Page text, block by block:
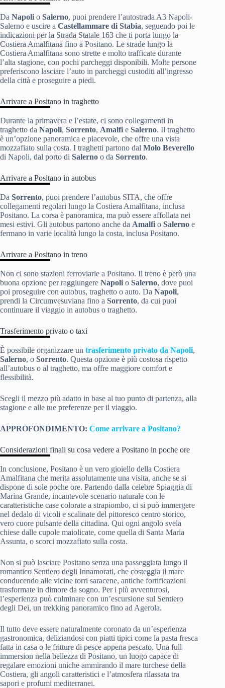
Da Napoli o Salerno, puoi prendere l’autostrada A3 Napoli-
Salerno e uscire a Castellammare di Stabia, seguendo poi le
indicazioni per la Strada Statale 163 che ti porta lungo la
Costiera Amalfitana fino a Positano. Le strade lungo la
Costiera Amalfitana sono strette e molto trafficate durante
l’alta stagione, con pochi parcheggi disponibili. Molte persone
preferiscono lasciare l’auto in parcheggi custoditi all’ingresso
della città e proseguire a piedi.
Arrivare a Positano in traghetto
Durante la primavera e l’estate, ci sono collegamenti in
traghetto da Napoli, Sorrento, Amalfi e Salerno. Il traghetto
è un’opzione panoramica e piacevole, che offre una vista
mozzafiato sulla costa. I traghetti partono dal Molo Beverello
di Napoli, dal porto di Salerno o da Sorrento.
Arrivare a Positano in autobus
Da Sorrento, puoi prendere l’autobus SITA, che offre
collegamenti regolari lungo la Costiera Amalfitana, inclusa
Positano. La corsa è panoramica, ma può essere affollata nei
mesi estivi. Gli autobus partono anche da Amalfi o Salerno e
fermano in varie località lungo la costa, inclusa Positano.
Arrivare a Positano in treno
Non ci sono stazioni ferroviarie a Positano. Il treno è però una
buona opzione per raggiungere Napoli o Salerno, dove puoi
poi proseguire con autobus, traghetto o auto. Da Napoli,
prendi la Circumvesuviana fino a Sorrento, da cui puoi
continuare il viaggio in autobus o traghetto.
Trasferimento privato o taxi
È possibile organizzare un trasferimento privato da Napoli,
Salerno, o Sorrento. Questa opzione è più costosa rispetto
all’autobus o al traghetto, ma offre maggiore comfort e
flessibilità.
Scegli il mezzo più adatto in base al tuo punto di partenza, alla
stagione e alle tue preferenze per il viaggio.
APPROFONDIMENTO: Come arrivare a Positano?
Considerazioni finali su cosa vedere a Positano in poche ore
In conclusione, Positano è un vero gioiello della Costiera
Amalfitana che merita assolutamente una visita, anche se si
dispone di sole poche ore. Partendo dalla celebre Spiaggia di
Marina Grande, incantevole scenario naturale con le
caratteristiche case colorate a strapiombo, ci si può immergere
nel dedalo di vicoli e scalinate del pittoresco centro storico,
vero cuore pulsante della cittadina. Qui ogni angolo svela
chiese dalle cupole maiolicate, come quella di Santa Maria
Assunta, o scorci mozzafiato sulla costa.
Non si può lasciare Positano senza una passeggiata lungo il
romantico Sentiero degli Innamorati, che costeggia il mare
conducendo alle vicine torri saracene, antiche fortificazioni
trasformate in dimore da sogno. Per i più avventurosi,
l’esperienza può culminare con un’escursione sul Sentiero
degli Dei, un trekking panoramico fino ad Agerola.
Il tutto deve essere naturalmente coronato da un’esperienza
gastronomica, deliziandosi con piatti tipici come la pasta fresca
fatta in casa o le fritture di pesce appena pescato. Una full
immersion nella bellezza di Positano, un luogo capace di
regalare emozioni uniche ammirando il mare turchese della
Costiera, gli angoli caratteristici e l’atmosfera rilassata tra
sapori e profumi mediterranei.